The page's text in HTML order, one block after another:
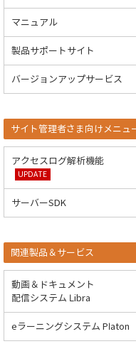
マニュアル
製品サポートサイト
バージョンアップサービス
サイト管理者さま向けメニュ
アクセスログ解析機能
UPDATE
サーバーSDK
関連製品＆サービス
動画＆ドキュメント
配信システム Libra
eラーニングシステム Platon